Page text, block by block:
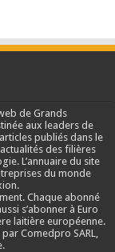
de Grands
aux leaders de
publiés dans le
des filières
L’annuaire du site
du monde
Chaque abonné
s’abonner à Euro
laitière européenne.
Comedpro SARL,